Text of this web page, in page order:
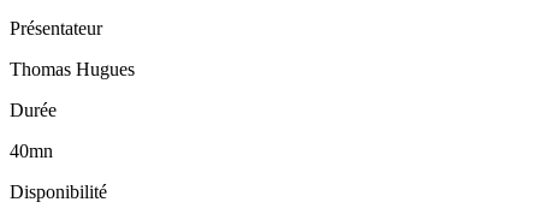
Présentateur
Thomas Hugues
Durée
40mn
Disponibilité